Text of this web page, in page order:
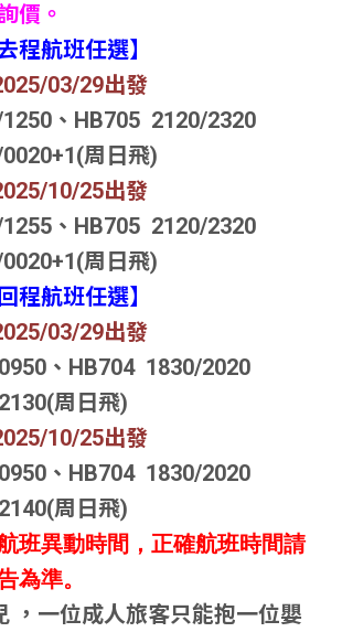
價。
程航班任選】
03/29出發
、HB705 2120/2320
周日飛)
10/25出發
、HB705 2120/2320
周日飛)
程航班任選】
03/29出發
、HB704 1830/2020
周日飛)
10/25出發
、HB704 1830/2020
周日飛)
班異動時間，正確航班時間請
為準。
，一位成人旅客只能抱一位嬰